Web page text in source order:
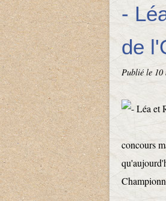
-
de
Publié le 10
concours